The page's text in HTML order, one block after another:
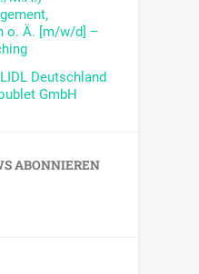
o. Ä. [m/w/d] –
Deutschland
GmbH
ABONNIEREN